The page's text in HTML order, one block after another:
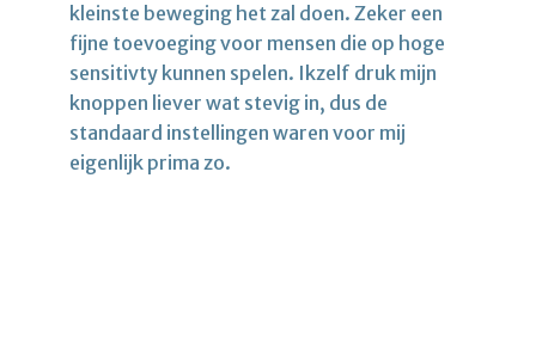
kleinste beweging het zal doen. Zeker een
fijne toevoeging voor mensen die op hoge
sensitivty kunnen spelen. Ikzelf druk mijn
knoppen liever wat stevig in, dus de
standaard instellingen waren voor mij
eigenlijk prima zo.